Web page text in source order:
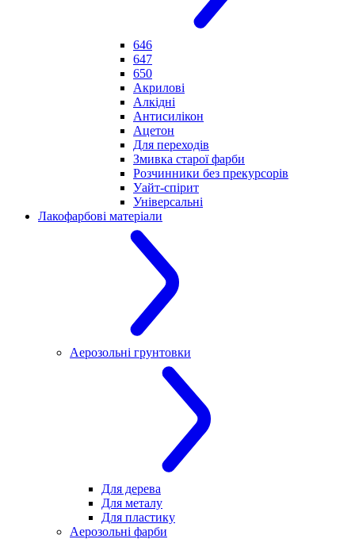
646
647
650
Акрилові
Алкідні
Антисилікон
Ацетон
Для переходів
Змивка старої фарби
Розчинники без прекурсорів
Уайт-спірит
Універсальні
Лакофарбові матеріали
Аерозольні грунтовки
Для дерева
Для металу
Для пластику
Аерозольні фарби